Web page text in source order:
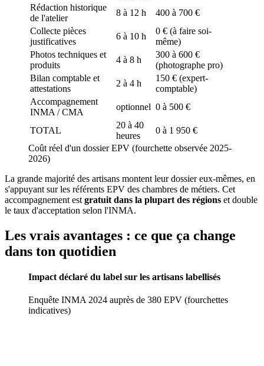
Rédaction historique
de l'atelier
8 à 12 h
400 à 700 €
Collecte pièces
justificatives
6 à 10 h
0 € (à faire soi-
même)
Photos techniques et
produits
4 à 8 h
300 à 600 €
(photographe pro)
Bilan comptable et
attestations
2 à 4 h
150 € (expert-
comptable)
Accompagnement
INMA / CMA
optionnel 0 à 500 €
TOTAL
20 à 40
heures
0 à 1 950 €
Coût réel d'un dossier EPV (fourchette observée 2025-
2026)
La grande majorité des artisans montent leur dossier eux-mêmes, en
s'appuyant sur les référents EPV des chambres de métiers. Cet
accompagnement est gratuit dans la plupart des régions et double
le taux d'acceptation selon l'INMA.
Les vrais avantages : ce que ça change
dans ton quotidien
Impact déclaré du label sur les artisans labellisés
Enquête INMA 2024 auprès de 380 EPV (fourchettes
indicatives)